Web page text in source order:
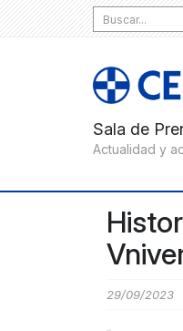
Search
for:
29/09/2023